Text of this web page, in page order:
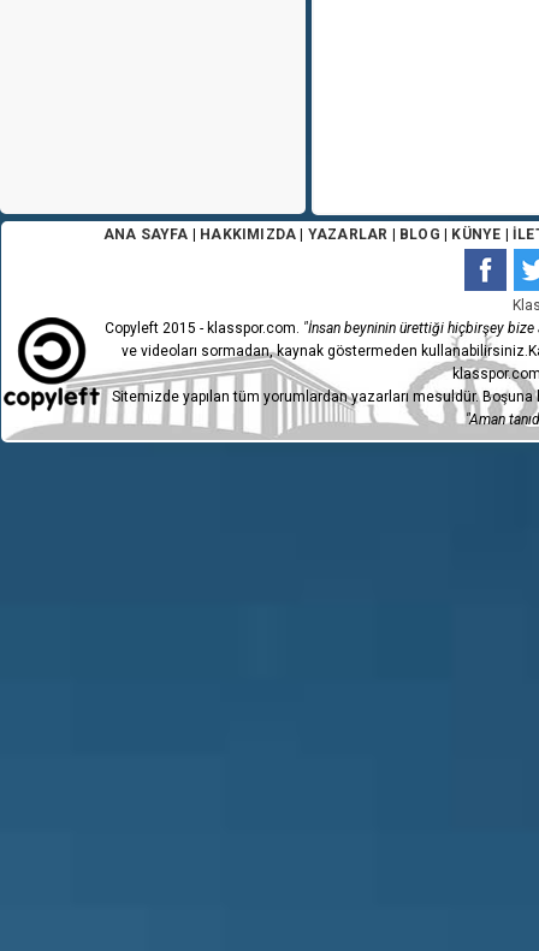
ANA SAYFA HAKKIMIZDA YAZARLAR BLOG KÜNYE
Copyleft 2015 - klasspor.com. "İnsan beyninin ürettiği hiçbirşey bize
ve videoları sormadan, kaynak göstermeden
Sitemizde yapılan tüm yorumlardan yazarları mesuldür.
"Aman